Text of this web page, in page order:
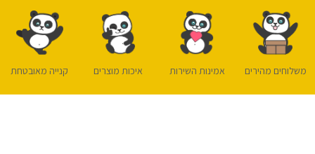
משלוחים מהירים אמינות השירות איכות מוצרים קנייה מאובטחת